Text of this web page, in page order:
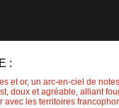
:
et or, un arc-en-ciel de
doux et agréable, alliant
avec les territoires